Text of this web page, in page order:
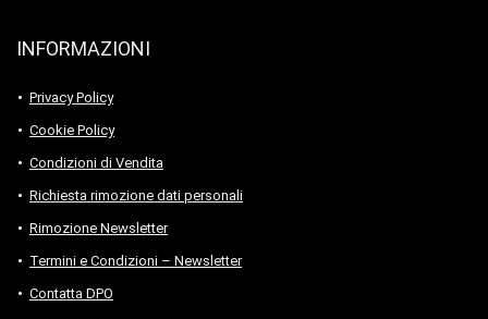
INFORMAZIONI
Privacy Policy
Cookie Policy
Condizioni di Vendita
Richiesta rimozione dati personali
Rimozione Newsletter
Termini e Condizioni – Newsletter
Contatta DPO